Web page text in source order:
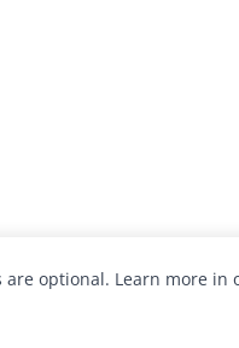
optional. Learn more in